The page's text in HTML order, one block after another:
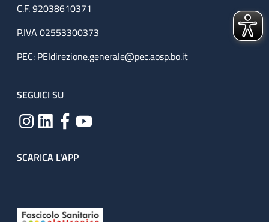
C.F. 92038610371
P.IVA 02553300373
PEC: PEIdirezione.generale@pec.aosp.bo.it
SEGUICI SU
SCARICA L'APP